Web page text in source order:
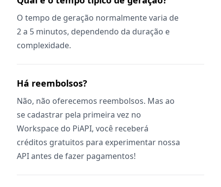
O tempo de geração normalmente varia de
2 a 5 minutos, dependendo da duração e
complexidade.
Há reembolsos?
Não, não oferecemos reembolsos. Mas ao
se cadastrar pela primeira vez no
Workspace do PiAPI, você receberá
créditos gratuitos para experimentar nossa
API antes de fazer pagamentos!